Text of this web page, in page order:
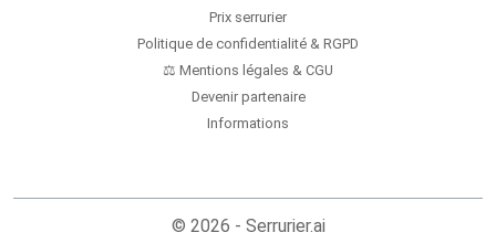
Prix serrurier
Politique de confidentialité & RGPD
⚖️ Mentions légales & CGU
Devenir partenaire
Informations
© 2026 - Serrurier.ai